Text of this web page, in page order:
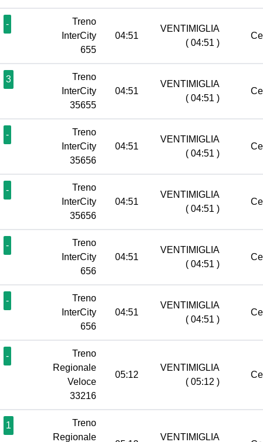
-
Treno
InterCity
655
04:51
VENTIMIGLIA
( 04:51 )
3
Treno
InterCity
35655
04:51
VENTIMIGLIA
( 04:51 )
-
Treno
InterCity
35656
04:51
VENTIMIGLIA
( 04:51 )
-
Treno
InterCity
35656
04:51
VENTIMIGLIA
( 04:51 )
-
Treno
InterCity
656
04:51
VENTIMIGLIA
( 04:51 )
-
Treno
InterCity
656
04:51
VENTIMIGLIA
( 04:51 )
-
Treno
Regionale
Veloce
33216
05:12
VENTIMIGLIA
( 05:12 )
1
Treno
Regionale
VENTIMIGLIA